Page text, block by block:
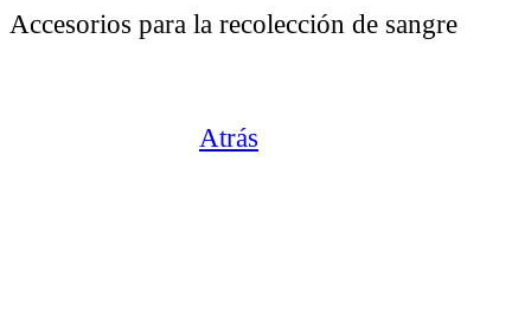
Accesorios para la recolección de sangre
Atrás